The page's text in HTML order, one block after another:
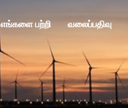
எங்களை பற்றி வலைப்பதிவு